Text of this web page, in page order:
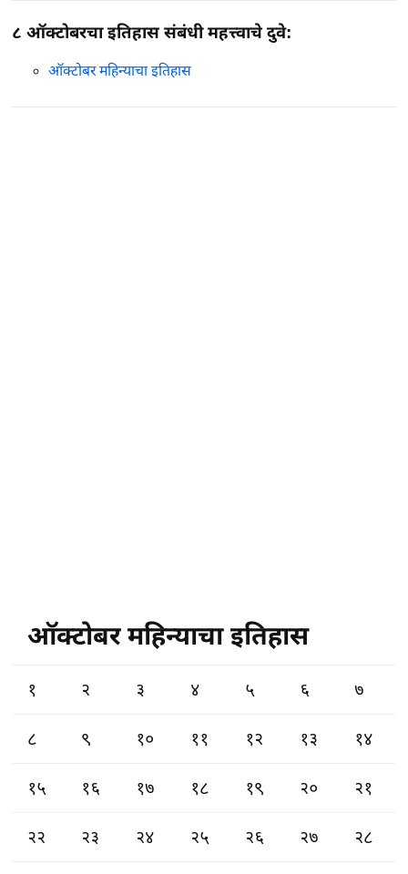
८ ऑक्टोबरचा इतिहास संबंधी महत्त्वाचे दुवे:
ऑक्टोबर महिन्याचा इतिहास
ऑक्टोबर महिन्याचा इतिहास
१ २ ३ ४ ५ ६ ७
८ ९ १० ११ १२ १३ १४
१५ १६ १७ १८ १९ २० २१
२२ २३ २४ २५ २६ २७ २८